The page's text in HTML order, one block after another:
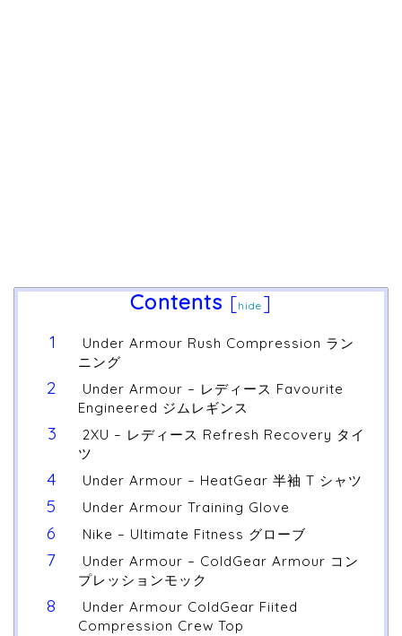
Contents [hide ]
Under Armour Rush Compression ラン
ニング
Under Armour – レディース Favourite
Engineered ジムレギンス
2XU – レディース Refresh Recovery タイ
ツ
Under Armour – HeatGear 半袖 T シャツ
Under Armour Training Glove
Nike – Ultimate Fitness グローブ
Under Armour – ColdGear Armour コン
プレッションモック
Under Armour ColdGear Fiited
Compression Crew Top